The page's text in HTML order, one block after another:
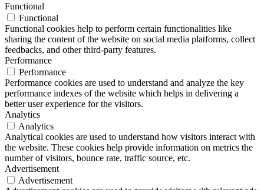
Functional
Functional
Functional cookies help to perform certain functionalities like
sharing the content of the website on social media platforms, collect
feedbacks, and other third-party features.
Performance
Performance
Performance cookies are used to understand and analyze the key
performance indexes of the website which helps in delivering a
better user experience for the visitors.
Analytics
Analytics
Analytical cookies are used to understand how visitors interact with
the website. These cookies help provide information on metrics the
number of visitors, bounce rate, traffic source, etc.
Advertisement
Advertisement